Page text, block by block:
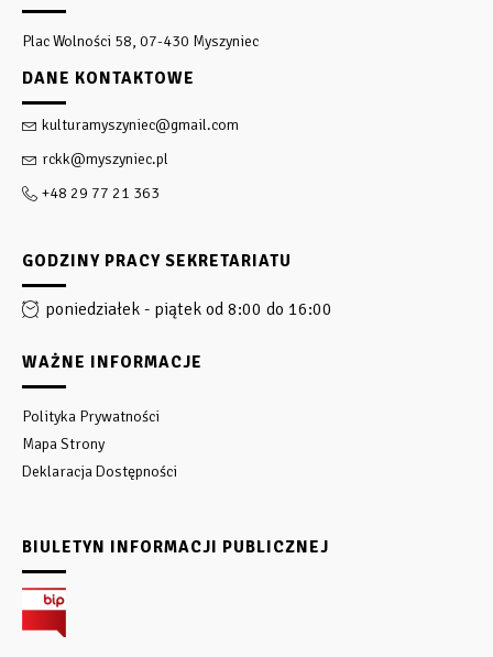
Plac Wolności 58, 07-430 Myszyniec
DANE KONTAKTOWE
kulturamyszyniec@gmail.com
rckk@myszyniec.pl
+48 29 77 21 363
GODZINY PRACY SEKRETARIATU
poniedziałek - piątek od 8:00 do 16:00
WAŻNE INFORMACJE
Polityka Prywatności
Mapa Strony
Deklaracja Dostępności
BIULETYN INFORMACJI PUBLICZNEJ